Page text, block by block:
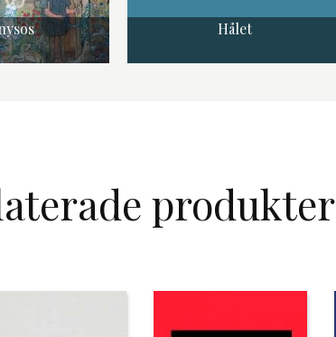
Hålet
produkter